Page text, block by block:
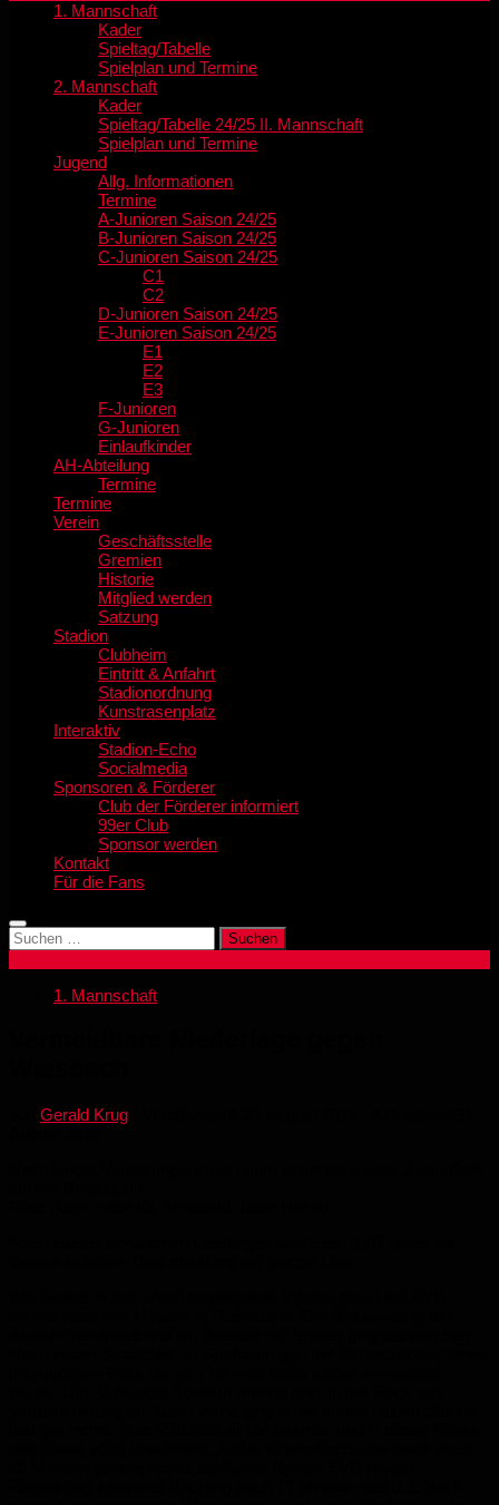
1. Mannschaft
Kader
Spieltag/Tabelle
Spielplan und Termine
2. Mannschaft
Kader
Spieltag/Tabelle 24/25 II. Mannschaft
Spielplan und Termine
Jugend
Allg. Informationen
Termine
A-Junioren Saison 24/25
B-Junioren Saison 24/25
C-Junioren Saison 24/25
C1
C2
D-Junioren Saison 24/25
E-Junioren Saison 24/25
E1
E2
E3
F-Junioren
G-Junioren
Einlaufkinder
AH-Abteilung
Termine
Termine
Verein
Geschäftsstelle
Gremien
Historie
Mitglied werden
Satzung
Stadion
Clubheim
Eintritt & Anfahrt
Stadionordnung
Kunstrasenplatz
Interaktiv
Stadion-Echo
Socialmedia
Sponsoren & Förderer
Club der Förderer informiert
99er Club
Sponsor werden
Kontakt
Für die Fans
Suchen
nach:
1. Mannschaft
Gerald Krug